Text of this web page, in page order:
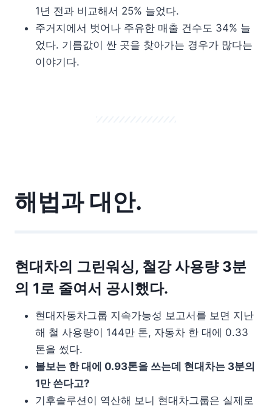
1년 전과 비교해서 25% 늘었다.
주거지에서 벗어나 주유한 매출 건수도 34% 늘
었다. 기름값이 싼 곳을 찾아가는 경우가 많다는
이야기다.
해법과 대안.
현대차의 그린워싱, 철강 사용량 3분
의 1로 줄여서 공시했다.
현대자동차그룹 지속가능성 보고서를 보면 지난
해 철 사용량이 144만 톤, 자동차 한 대에 0.33
톤을 썼다.
볼보는 한 대에 0.93톤을 쓰는데 현대차는 3분의
1만 쓴다고?
기후솔루션이 역산해 보니 현대차그룹은 실제로